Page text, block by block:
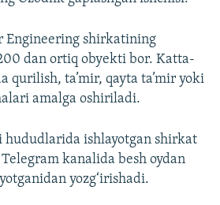
Engineering shirkatining
dan ortiq obyekti bor. Katta-
qurilish, ta’mir, qayta ta’mir yoki
amalga oshiriladi.
hududlarida ishlayotgan shirkat
kanalida besh oydan
yozg‘irishadi.